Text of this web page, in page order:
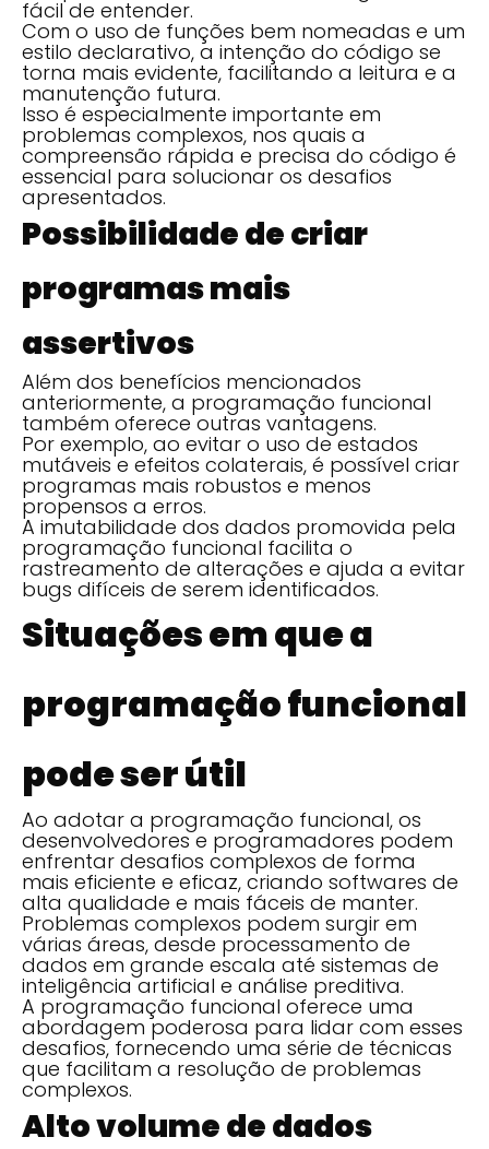
fácil de entender.
Com o uso de funções bem nomeadas e um
estilo declarativo, a intenção do código se
torna mais evidente, facilitando a leitura e a
manutenção futura.
Isso é especialmente importante em
problemas complexos, nos quais a
compreensão rápida e precisa do código é
essencial para solucionar os desafios
apresentados.
Possibilidade de criar
programas mais
assertivos
Além dos benefícios mencionados
anteriormente, a programação funcional
também oferece outras vantagens.
Por exemplo, ao evitar o uso de estados
mutáveis e efeitos colaterais, é possível criar
programas mais robustos e menos
propensos a erros.
A imutabilidade dos dados promovida pela
programação funcional facilita o
rastreamento de alterações e ajuda a evitar
bugs difíceis de serem identificados.
Situações em que a
programação funcional
pode ser útil
Ao adotar a programação funcional, os
desenvolvedores e programadores podem
enfrentar desafios complexos de forma
mais eficiente e eficaz, criando softwares de
alta qualidade e mais fáceis de manter.
Problemas complexos podem surgir em
várias áreas, desde processamento de
dados em grande escala até sistemas de
inteligência artificial e análise preditiva.
A programação funcional oferece uma
abordagem poderosa para lidar com esses
desafios, fornecendo uma série de técnicas
que facilitam a resolução de problemas
complexos.
Alto volume de dados